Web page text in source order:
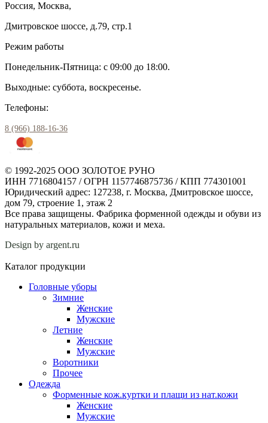
Россия, Москва,
Дмитровское шоссе, д.79, стр.1
Режим работы
Понедельник-Пятница: с 09:00 до 18:00.
Выходные: суббота, воскресенье.
Телефоны:
8 (966) 188-16-36
© 1992-2025 ООО ЗОЛОТОЕ РУНО
ИНН 7716804157 / ОГРН 1157746875736 / КПП 774301001
Юридический адрес: 127238, г. Москва, Дмитровское шоссе,
дом 79, строение 1, этаж 2
Все права защищены. Фабрика форменной одежды и обуви из
натуральных материалов, кожи и меха.
Design by argent.ru
Каталог продукции
Головные уборы
Зимние
Женские
Мужские
Летние
Женские
Мужские
Воротники
Прочее
Одежда
Форменные кож.куртки и плащи из нат.кожи
Женские
Мужские